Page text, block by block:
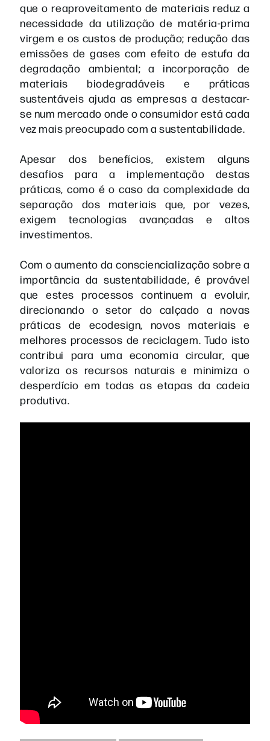
que o reaproveitamento de materiais reduz a
necessidade da utilização de matéria-prima
virgem e os custos de produção; redução das
emissões de gases com efeito de estufa da
degradação ambiental; a incorporação de
materiais biodegradáveis e práticas
sustentáveis ajuda as empresas a destacar-
se num mercado onde o consumidor está cada
vez mais preocupado com a sustentabilidade.
Apesar dos benefícios, existem alguns
desafios para a implementação destas
práticas, como é o caso da complexidade da
separação dos materiais que, por vezes,
exigem tecnologias avançadas e altos
investimentos.
Com o aumento da consciencialização sobre a
importância da sustentabilidade, é provável
que estes processos continuem a evoluir,
direcionando o setor do calçado a novas
práticas de ecodesign, novos materiais e
melhores processos de reciclagem. Tudo isto
contribui para uma economia circular, que
valoriza os recursos naturais e minimiza o
desperdício em todas as etapas da cadeia
produtiva.